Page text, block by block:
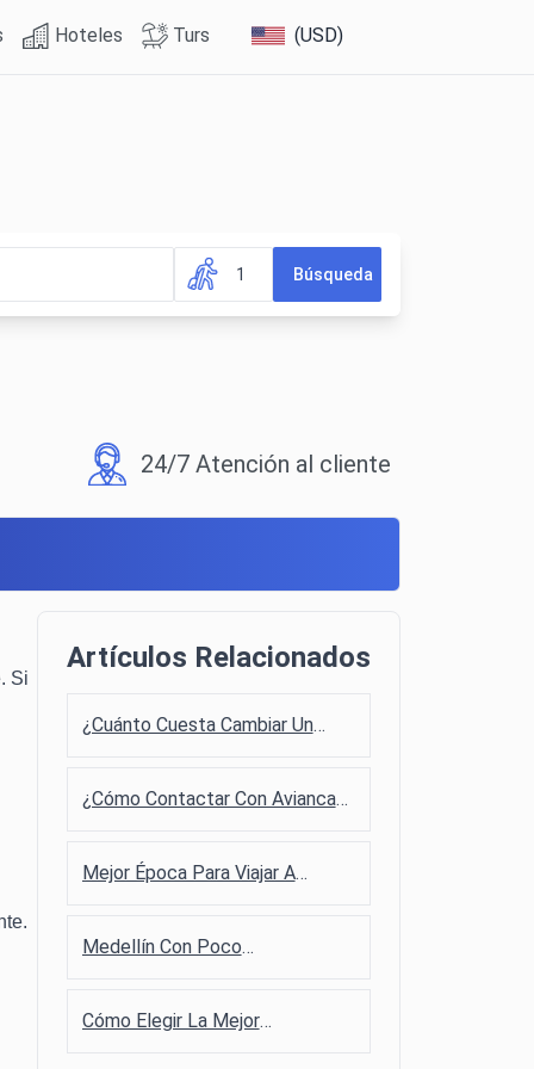
Hoteles Turs (USD)
1 Búsqueda
24/7 Atención al cliente
Si
Artículos Relacionados
¿Cuánto Cuesta Cambiar Un
¿Cómo Contactar Con Avianca
Mejor Época Para Viajar A
Medellín Con Poco
Y Gratis
Cómo Elegir La Mejor